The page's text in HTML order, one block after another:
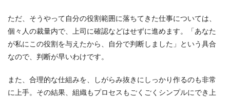
ただ、そうやって自分の役割範囲に落ちてきた仕事については、
個々人の裁量内で、上司に確認などはせずに進めます。「あなた
が私にこの役割を与えたから、自分で判断しました」という具合
なので、判断が早いわけです。
また、合理的な仕組みを、しがらみ抜きにしっかり作るのも非常
に上手。その結果、組織もプロセスもごくごくシンプルにでき上